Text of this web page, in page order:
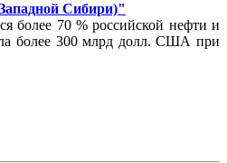
Сибири)"
более 70 % российской нефти и
более 300 млрд долл. США при